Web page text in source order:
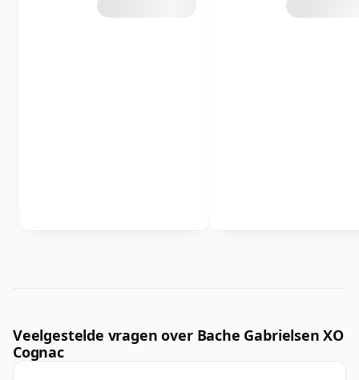
Veelgestelde vragen over Bache Gabrielsen XO
Cognac